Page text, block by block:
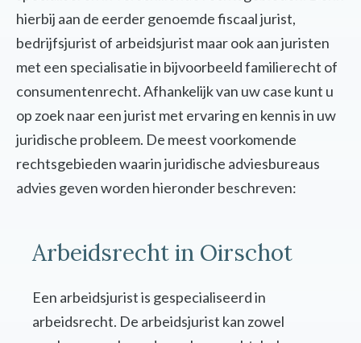
hierbij aan de eerder genoemde fiscaal jurist,
bedrijfsjurist of arbeidsjurist maar ook aan juristen
met een specialisatie in bijvoorbeeld familierecht of
consumentenrecht. Afhankelijk van uw case kunt u
op zoek naar een jurist met ervaring en kennis in uw
juridische probleem. De meest voorkomende
rechtsgebieden waarin juridische adviesbureaus
advies geven worden hieronder beschreven:
Arbeidsrecht in Oirschot
Een arbeidsjurist is gespecialiseerd in
arbeidsrecht. De arbeidsjurist kan zowel